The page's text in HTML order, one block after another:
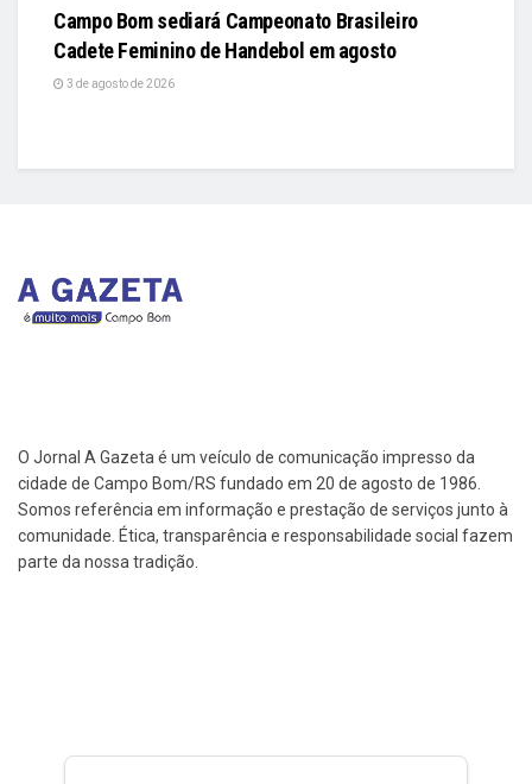
Campo Bom sediará Campeonato Brasileiro
Cadete Feminino de Handebol em agosto
3 de agosto de 2026
O Jornal A Gazeta é um veículo de comunicação impresso da
cidade de Campo Bom/RS fundado em 20 de agosto de 1986.
Somos referência em informação e prestação de serviços junto à
comunidade. Ética, transparência e responsabilidade social fazem
parte da nossa tradição.